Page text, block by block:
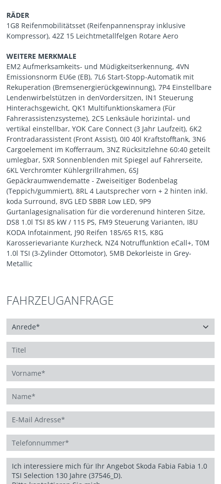
RÄDER
1G8 Reifenmobilitätsset (Reifenpannenspray inklusive
Kompressor), 42Z 15 Leichtmetallfelgen Rotare Aero
WEITERE MERKMALE
EM2 Aufmerksamkeits- und Müdigkeitserkennung, 4VN
Emissionsnorm EU6e (EB), 7L6 Start-Stopp-Automatik mit
Rekuperation (Bremsenergierückgewinnung), 7P4 Einstellbare
Lendenwirbelstützen in denVordersitzen, IN1 Steuerung
Hinterachsgewicht, QK1 Multifunktionskamera (Für
Fahrerassistenzsysteme), 2C5 Lenksäule horizintal- und
vertikal einstellbar, YOK Care Connect (3 Jahr Laufzeit), 6K2
Frontradarassistent (Front Assist), 0I0 40l Kraftstofftank, 3N6
Cargoelement im Kofferraum, 3NZ Rücksitzlehne 60:40 geteilt
umlegbar, 5XR Sonnenblenden mit Spiegel auf Fahrerseite,
6KL Verchromter Kühlergrillrahmen, 6SJ
Gepäckraumwendematte - Zweiseitiger Bodenbelag
(Teppich/gummiert), 8RL 4 Lautsprecher vorn + 2 hinten inkl.
koda Surround, 8VG LED SBBR Low LED, 9P9
Gurtanlagesignalisation für die vorderenund hinteren Sitze,
DS8 1.0l TSI 85 kW / 115 PS, FM9 Steuerung Varianten, I8U
KODA Infotainment, J90 Reifen 185/65 R15, K8G
Karosserievariante Kurzheck, NZ4 Notruffunktion eCall+, T0M
1.0l TSI (3-Zylinder Ottomotor), 5MB Dekorleiste in Grey-
Metallic
FAHRZEUGANFRAGE